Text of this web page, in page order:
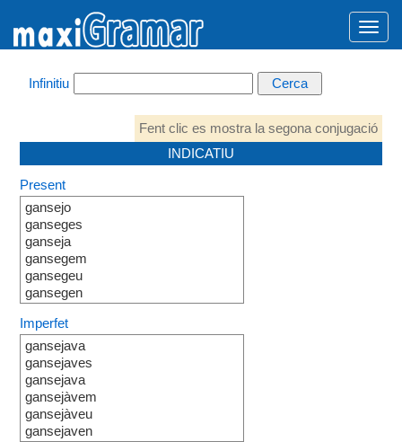
Infinitiu
Fent clic es mostra la segona conjugació
INDICATIU
Present
gansejo
ganseges
ganseja
gansegem
gansegeu
gansegen
Imperfet
gansejava
gansejaves
gansejava
gansejàvem
gansejàveu
gansejaven